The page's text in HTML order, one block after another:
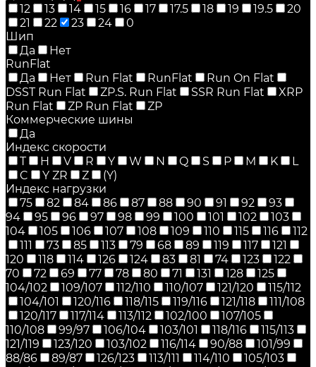
12
13 14 15 16 17 17.5 18 19 19.5
20
21
22 23 24
0
Шип
Да
Нет
RunFlat
Да
Нет Run Flat RunFlat
Run On Flat
DSST Run Flat
ZP.S. Run Flat SSR Run Flat
XRP
Run Flat
ZP Run Flat
ZP
Коммерческие шины
Да
Индекс скорости
T
H V R Y W N Q S P M K
L
C
Y ZR Z
(Y)
Индекс нагрузки
75
82 84 86 87 88 90 91 92
93
94
95 96 97 98 99 100 101 102
103
104
105 106 107 108 109 110 115 116
112
111
73 85 113 79 68 89 119 117
121
120
118 114 126 124 83 81 74 123
122
70
72 69 77 78 80 71 131 128
125
104/102
109/107 112/110 110/107 121/120
115/112
104/101
120/116 118/115 119/116 121/118
111/108
120/117
117/114 113/112 102/100
107/105
110/108
99/97 106/104 103/101 118/116
115/113
121/119
123/120 103/102 116/114 90/88
101/99
88/86
89/87 126/123 113/111 114/110
105/103